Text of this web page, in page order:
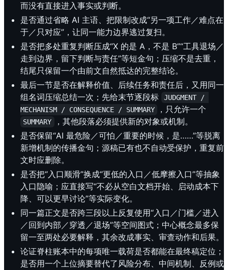
而没有直接进入事实或判断。
是否通过省略 AI 主语、把限制改成“另一项工作／难点在
于／只对应”，让同一能力边界逃过复扫。
是否把多处重复判断压成“X 的是 A，不是 B”“工具退场／
走到边界，留下判断与责任”等短金句；压缩不是去重，
结尾只保留一个由前文自然抵达的完整结论。
最后一节是否在解释价值、后续任务和责任后，又用同一
组名词压缩总结一次；先给末节逐段标
JUDGMENT /
MECHANISM / CONSEQUENCE / SUMMARY
，只允许一个
SUMMARY
，其他段落必须提供新的对象或机制。
是否保留“AI 最危险／可怕／重要的时候，是……”等脱离
新增机制的传播金句；源稿已有也不自动受保护，重复前
文时应删除。
是否把“入口顺滑”换成“更低的入口／低摩擦入口”等抽象
入口隐喻；应直接写“不必从空白文档开始、启动成本下
降、可以更早讨论”等实际变化。
同一篇正文是否跨三段以上反复使用“入口／门槛／进入
／回到内部／穿透／退场”等空间图式；中心概念最多保
留一至两处必要解释，其余改成事实、审查动作和后果。
论证脊柱账本中的每项唯一载荷是否都能在最终稿定位；
是否用一个上位摘要替代了风险分布、中间机制、反例或